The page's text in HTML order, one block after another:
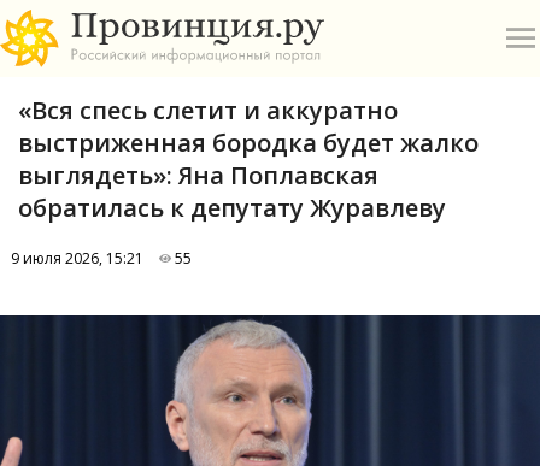
А
«Вся спесь слетит и аккуратно
выстриженная бородка будет жалко
выглядеть»: Яна Поплавская
обратилась к депутату Журавлеву
9 июля 2026, 15:21 55